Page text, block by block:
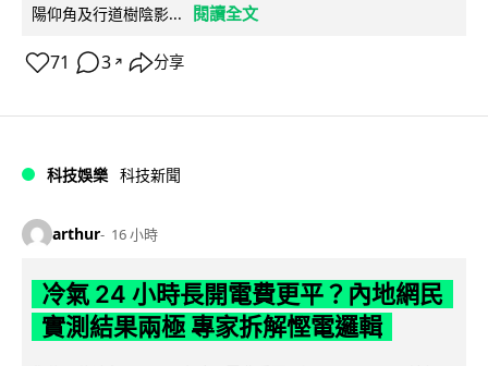
陽仰角及行道樹陰影...
閱讀全文
71 3 ↗ 分享
科技娛樂 科技新聞
arthur 16 小時
冷氣 24 小時長開電費更平？內地網民
實測結果兩極 專家拆解慳電邏輯